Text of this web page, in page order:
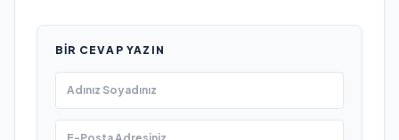
BIR CEVAP YAZIN